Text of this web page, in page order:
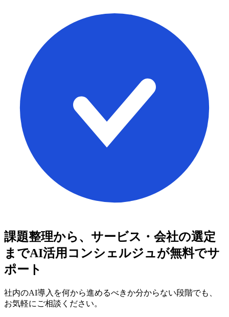
課題整理から、サービス・会社の選定
までAI活用コンシェルジュが無料でサ
ポート
社内のAI導入を何から進めるべきか分からない段階でも、
お気軽にご相談ください。